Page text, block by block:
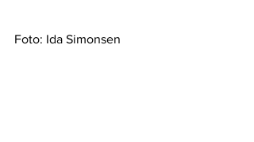
Foto: Ida Simonsen